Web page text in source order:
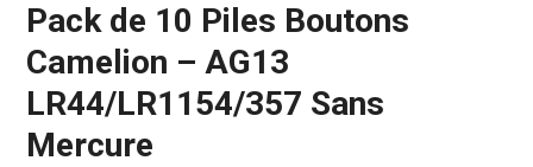
Pack de 10 Piles Boutons
Camelion – AG13
LR44/LR1154/357 Sans
Mercure